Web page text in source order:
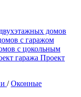
домов
с гаражом
с цокольным
гаража Проект
/ Оконные